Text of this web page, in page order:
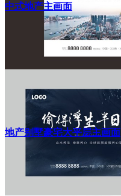
中式地产主画面
地产别墅豪宅大平层主画面